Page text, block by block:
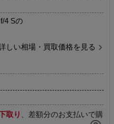
4 Sの
しい相場・買取価格を見る
取り 、差額分のお支払いで購